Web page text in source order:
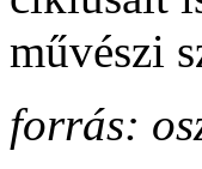
művészi
forrás: